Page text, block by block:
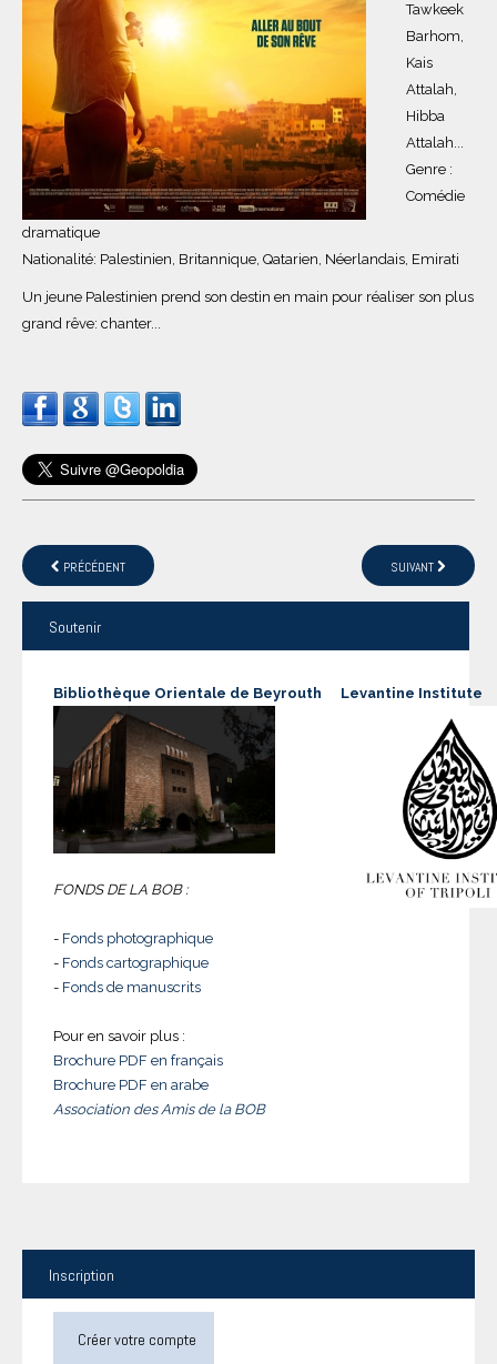
Tawkeek
Barhom,
Kais
Attalah,
Hibba
Attalah...
Genre :
Comédie
dramatique
Nationalité: Palestinien, Britannique, Qatarien, Néerlandais, Emirati
Un jeune Palestinien prend son destin en main pour réaliser son plus
grand rêve: chanter...
PRÉCÉDENT SUIVANT
Soutenir
Bibliothèque Orientale de Beyrouth
FONDS DE LA BOB :
- Fonds photographique
- Fonds cartographique
- Fonds de manuscrits
Pour en savoir plus :
Brochure PDF en français
Brochure PDF en arabe
Association des Amis de la BOB
Levantine Institute
Inscription
Créer votre compte